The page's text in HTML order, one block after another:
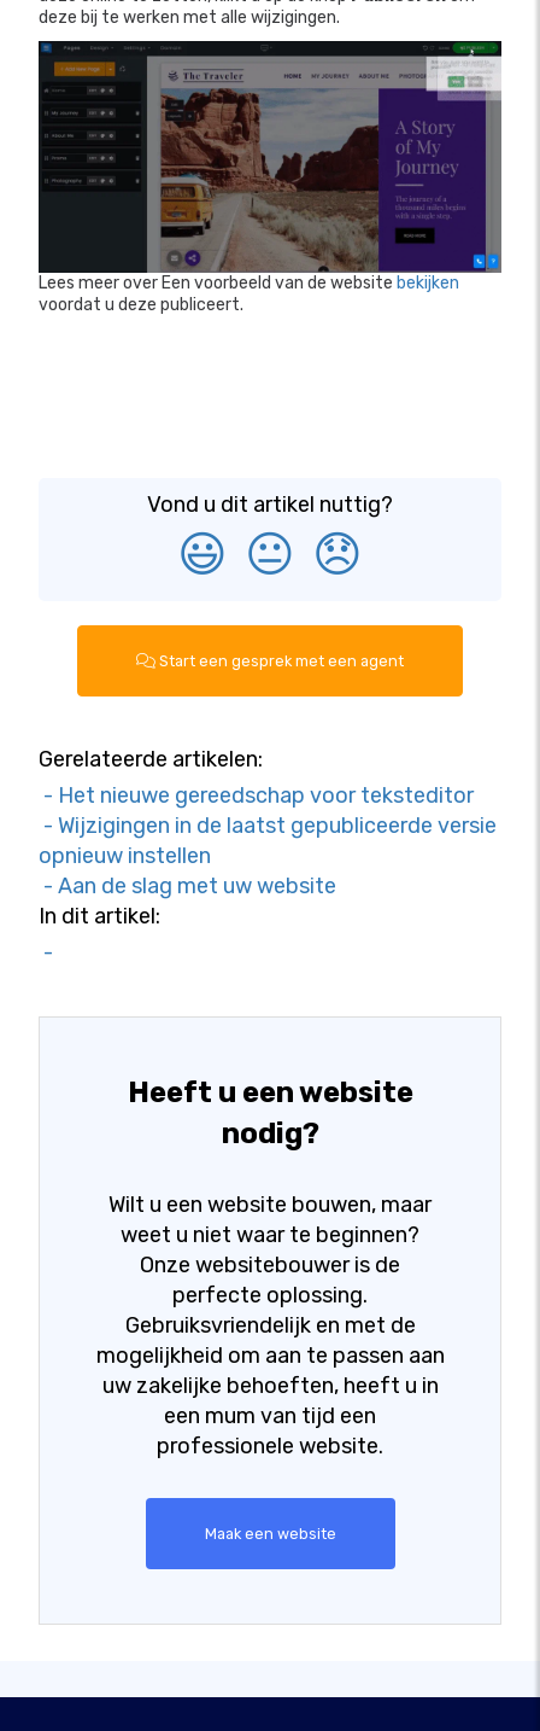
deze bij te werken met alle wijzigingen.
Lees meer over Een voorbeeld van de website bekijken
voordat u deze publiceert.
Vond u dit artikel nuttig?
😃 😐 😞
Start een gesprek met een agent
Gerelateerde artikelen:
- Het nieuwe gereedschap voor teksteditor
- Wijzigingen in de laatst gepubliceerde versie
opnieuw instellen
- Aan de slag met uw website
In dit artikel:
-
Heeft u een website
nodig?
Wilt u een website bouwen, maar
weet u niet waar te beginnen?
Onze websitebouwer is de
perfecte oplossing.
Gebruiksvriendelijk en met de
mogelijkheid om aan te passen aan
uw zakelijke behoeften, heeft u in
een mum van tijd een
professionele website.
Maak een website